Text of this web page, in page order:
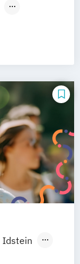
Idstein